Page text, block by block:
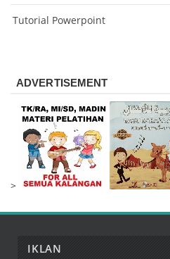
Tutorial Powerpoint
ADVERTISEMENT
>
IKLAN